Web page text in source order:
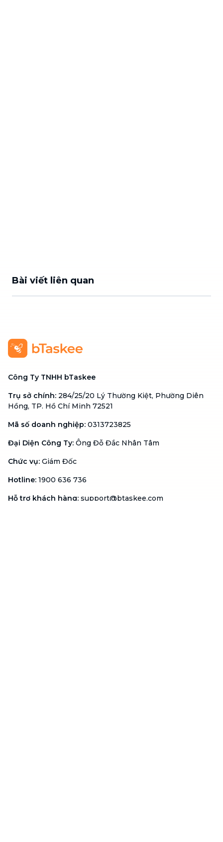
Bài viết liên quan
Công Ty TNHH bTaskee
Trụ sở chính: 284/25/20 Lý Thường Kiệt, Phường Diên
Hồng, TP. Hồ Chí Minh 72521
Mã số doanh nghiệp: 0313723825
Đại Diện Công Ty: Ông Đỗ Đắc Nhân Tâm
Chức vụ: Giám Đốc
Hotline: 1900 636 736
Hỗ trợ khách hàng: support@btaskee.com